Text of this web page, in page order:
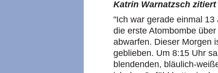
Katrin Warnatzsch
"Ich war gerade einmal
die erste Atombombe
abwarfen. Dieser Morgen
geblieben. Um 8:15 Uhr
blendenden, bläulich-